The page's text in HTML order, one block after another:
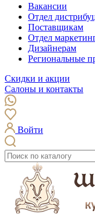
Вакансии
Отдел
Поставщикам
Отдел
Дизайнерам
Региональные
Скидки и акции
Салоны и контакты
Войти